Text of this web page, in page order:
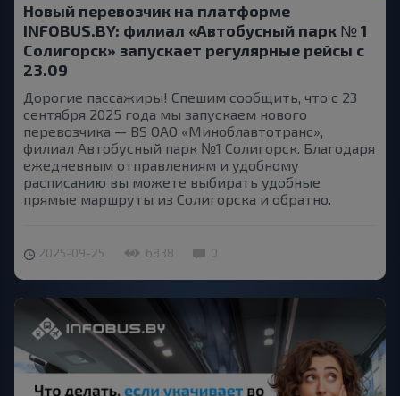
Новый перевозчик на платформе
INFOBUS.BY: филиал «Автобусный парк № 1
Солигорск» запускает регулярные рейсы с
23.09
Дорогие пассажиры! Спешим сообщить, что с 23
сентября 2025 года мы запускаем нового
перевозчика — BS ОАО «Миноблавтотранс»,
филиал Автобусный парк №1 Солигорск. Благодаря
ежедневным отправлениям и удобному
расписанию вы можете выбирать удобные
прямые маршруты из Солигорска и обратно.
2025-09-25 6838 0